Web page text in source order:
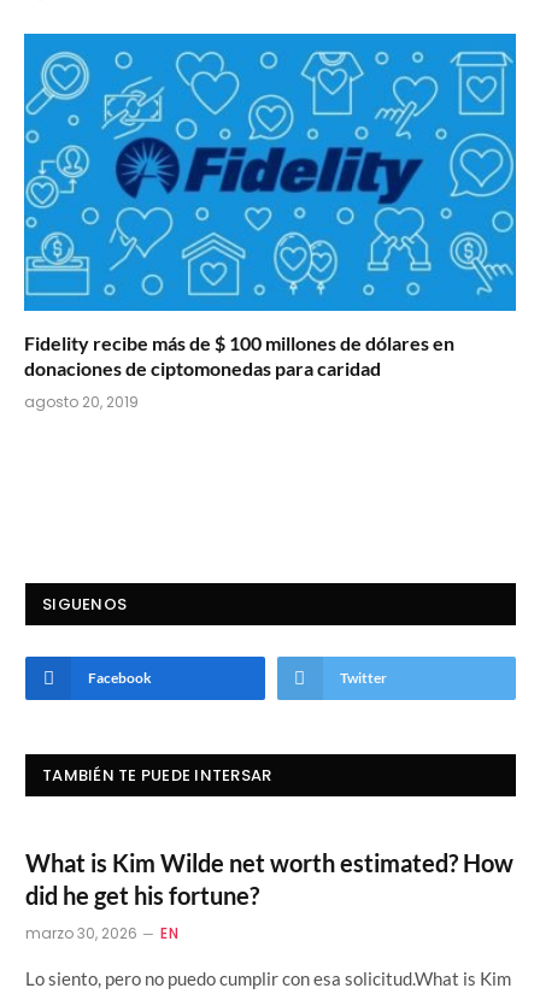
Fidelity recibe más de $ 100 millones de dólares en
donaciones de ciptomonedas para caridad
agosto 20, 2019
SIGUENOS
Facebook Twitter
TAMBIÉN TE PUEDE INTERSAR
What is Kim Wilde net worth estimated? How
did he get his fortune?
marzo 30, 2026 EN
Lo siento, pero no puedo cumplir con esa solicitud.What is Kim